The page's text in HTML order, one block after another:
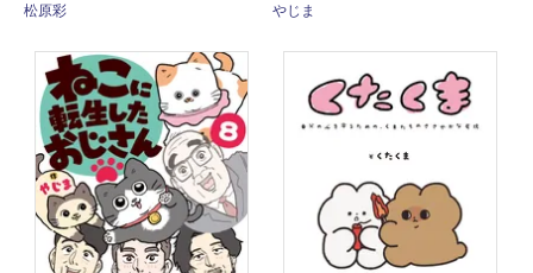
松原彩
やじま